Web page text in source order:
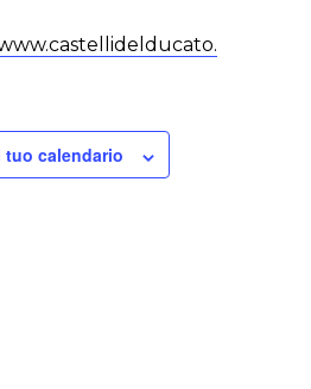
tuo calendario